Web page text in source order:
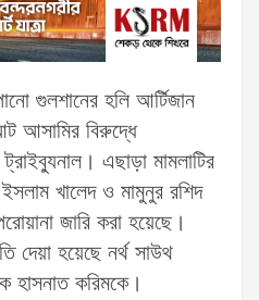
গুলশানের হলি আর্টিজান
আসামির বিরুদ্ধে
এছাড়া মামলাটির
খালেদ ও মামুনুর রশিদ
জারি করা হয়েছে।
দেয়া হয়েছে নর্থ সাউথ
হাসনাত করিমকে।